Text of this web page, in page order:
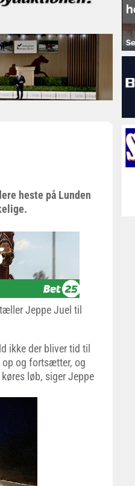
heste på Lunden
Jeppe Juel til
ikke der bliver tid til
op og fortsætter, og
løb, siger Jeppe